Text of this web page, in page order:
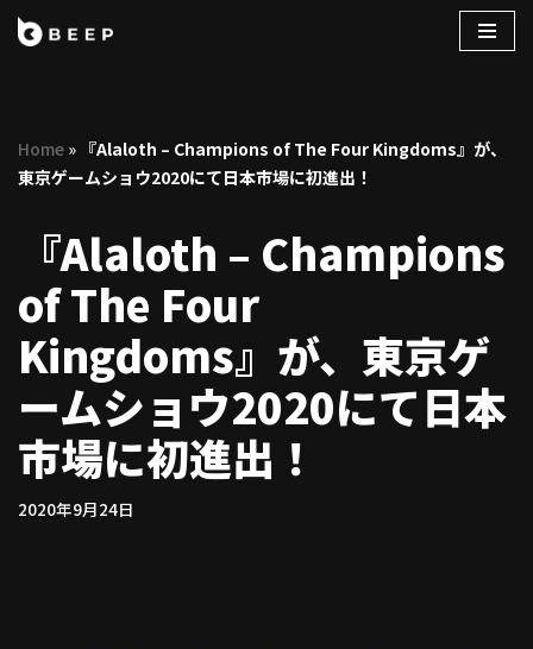
ン
ツ
ッ
プ
Home » 『Alaloth – Champions of The Four Kingdoms』が、
東京ゲームショウ2020にて日本市場に初進出！
『Alaloth – Champions
of The Four
Kingdoms』が、東京ゲ
ームショウ2020にて日本
市場に初進出！
2020年9月24日